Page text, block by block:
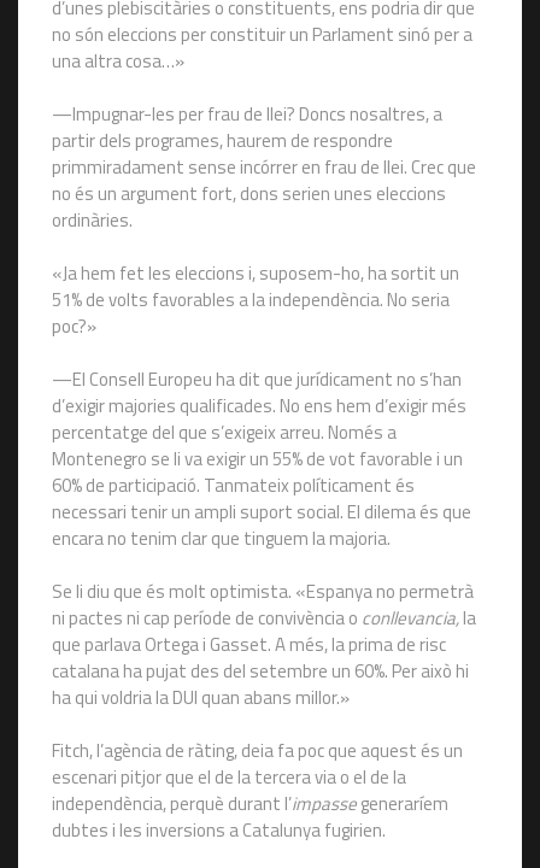
d’unes plebiscitàries o constituents, ens podria dir que
no són eleccions per constituir un Parlament sinó per a
una altra cosa…»
—Impugnar-les per frau de llei? Doncs nosaltres, a
partir dels programes, haurem de respondre
primmiradament sense incórrer en frau de llei. Crec que
no és un argument fort, dons serien unes eleccions
ordinàries.
«Ja hem fet les eleccions i, suposem-ho, ha sortit un
51% de volts favorables a la independència. No seria
poc?»
—El Consell Europeu ha dit que jurídicament no s’han
d’exigir majories qualificades. No ens hem d’exigir més
percentatge del que s’exigeix arreu. Només a
Montenegro se li va exigir un 55% de vot favorable i un
60% de participació. Tanmateix políticament és
necessari tenir un ampli suport social. El dilema és que
encara no tenim clar que tinguem la majoria.
Se li diu que és molt optimista. «Espanya no permetrà
ni pactes ni cap període de convivència o conllevancia,la
que parlava Ortega i Gasset. A més, la prima de risc
catalana ha pujat des del setembre un 60%. Per això hi
ha qui voldria la DUI quan abans millor.»
Fitch, l’agència de ràting, deia fa poc que aquest és un
escenari pitjor que el de la tercera via o el de la
independència, perquè durant l’impassegeneraríem
dubtes i les inversions a Catalunya fugirien.